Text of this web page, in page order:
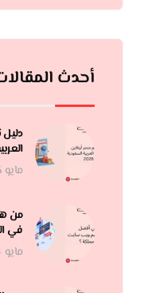
أحدث
مايو 25, 2026
من
في
مايو 24, 2026